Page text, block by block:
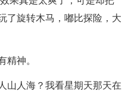
了旋转木马，嘟比探险，大
精神。
山人海？我看星期天那天在